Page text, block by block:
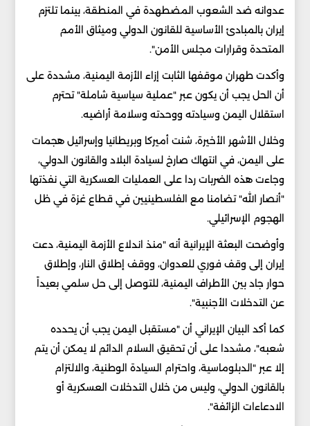
عدوانه ضد الشعوب المضطهدة في المنطقة، بينما تلتزم
إيران بالمبادئ الأساسية للقانون الدولي وميثاق الأمم
المتحدة وقرارات مجلس الأمن".
وأكدت طهران موقفها الثابت إزاء الأزمة اليمنية، مشددة على
أن الحل يجب أن يكون عبر "عملية سياسية شاملة" تحترم
استقلال اليمن وسيادته ووحدته وسلامة أراضيه.
وخلال الأشهر الأخيرة، شنت أميركا وبريطانيا وإسرائيل هجمات
على اليمن، في انتهاك صارخ لسيادة البلاد والقانون الدولي،
وجاءت هذه الضربات ردا على العمليات العسكرية التي نفذتها
"أنصار الله" تضامنا مع الفلسطينيين في قطاع غزة في ظل
الهجوم الإسرائيلي.
وأوضحت البعثة الإيرانية أنه "منذ اندلاع الأزمة اليمنية، دعت
إيران إلى وقف فوري للعدوان، ووقف إطلاق النار، وإطلاق
حوار جاد بين الأطراف اليمنية، للتوصل إلى حل سلمي بعيداً
عن التدخلات الأجنبية".
كما أكد البيان الإيراني أن "مستقبل اليمن يجب أن يحدده
شعبه"، مشددا على أن تحقيق السلام الدائم لا يمكن أن يتم
إلا عبر "الدبلوماسية، واحترام السيادة الوطنية، والالتزام
بالقانون الدولي، وليس من خلال التدخلات العسكرية أو
الادعاءات الزائفة".